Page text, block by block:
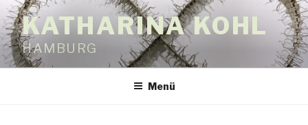
Zum
Inhalt
springenKATHARINA KOHL
HAMBURG
Menü